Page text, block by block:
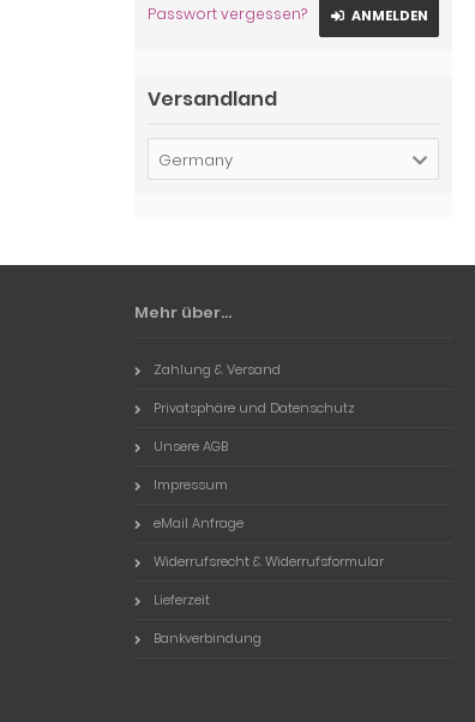
Passwort vergessen? ANMELDEN
Versandland
Germany
Mehr über...
Zahlung & Versand
Privatsphäre und Datenschutz
Unsere AGB
Impressum
eMail Anfrage
Widerrufsrecht & Widerrufsformular
Lieferzeit
Bankverbindung